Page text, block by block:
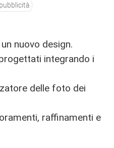
nuovo design.
integrando i
delle foto dei
raffinamenti e